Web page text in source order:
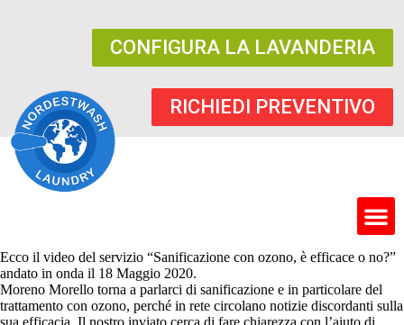
CONFIGURA LA LAVANDERIA
RICHIEDI PREVENTIVO
Ecco il video del servizio “Sanificazione con ozono, è efficace o no?”
andato in onda il 18 Maggio 2020.
Moreno Morello torna a parlarci di sanificazione e in particolare del
trattamento con ozono, perché in rete circolano notizie discordanti sulla
sua efficacia. Il nostro inviato cerca di fare chiarezza con l’aiuto di